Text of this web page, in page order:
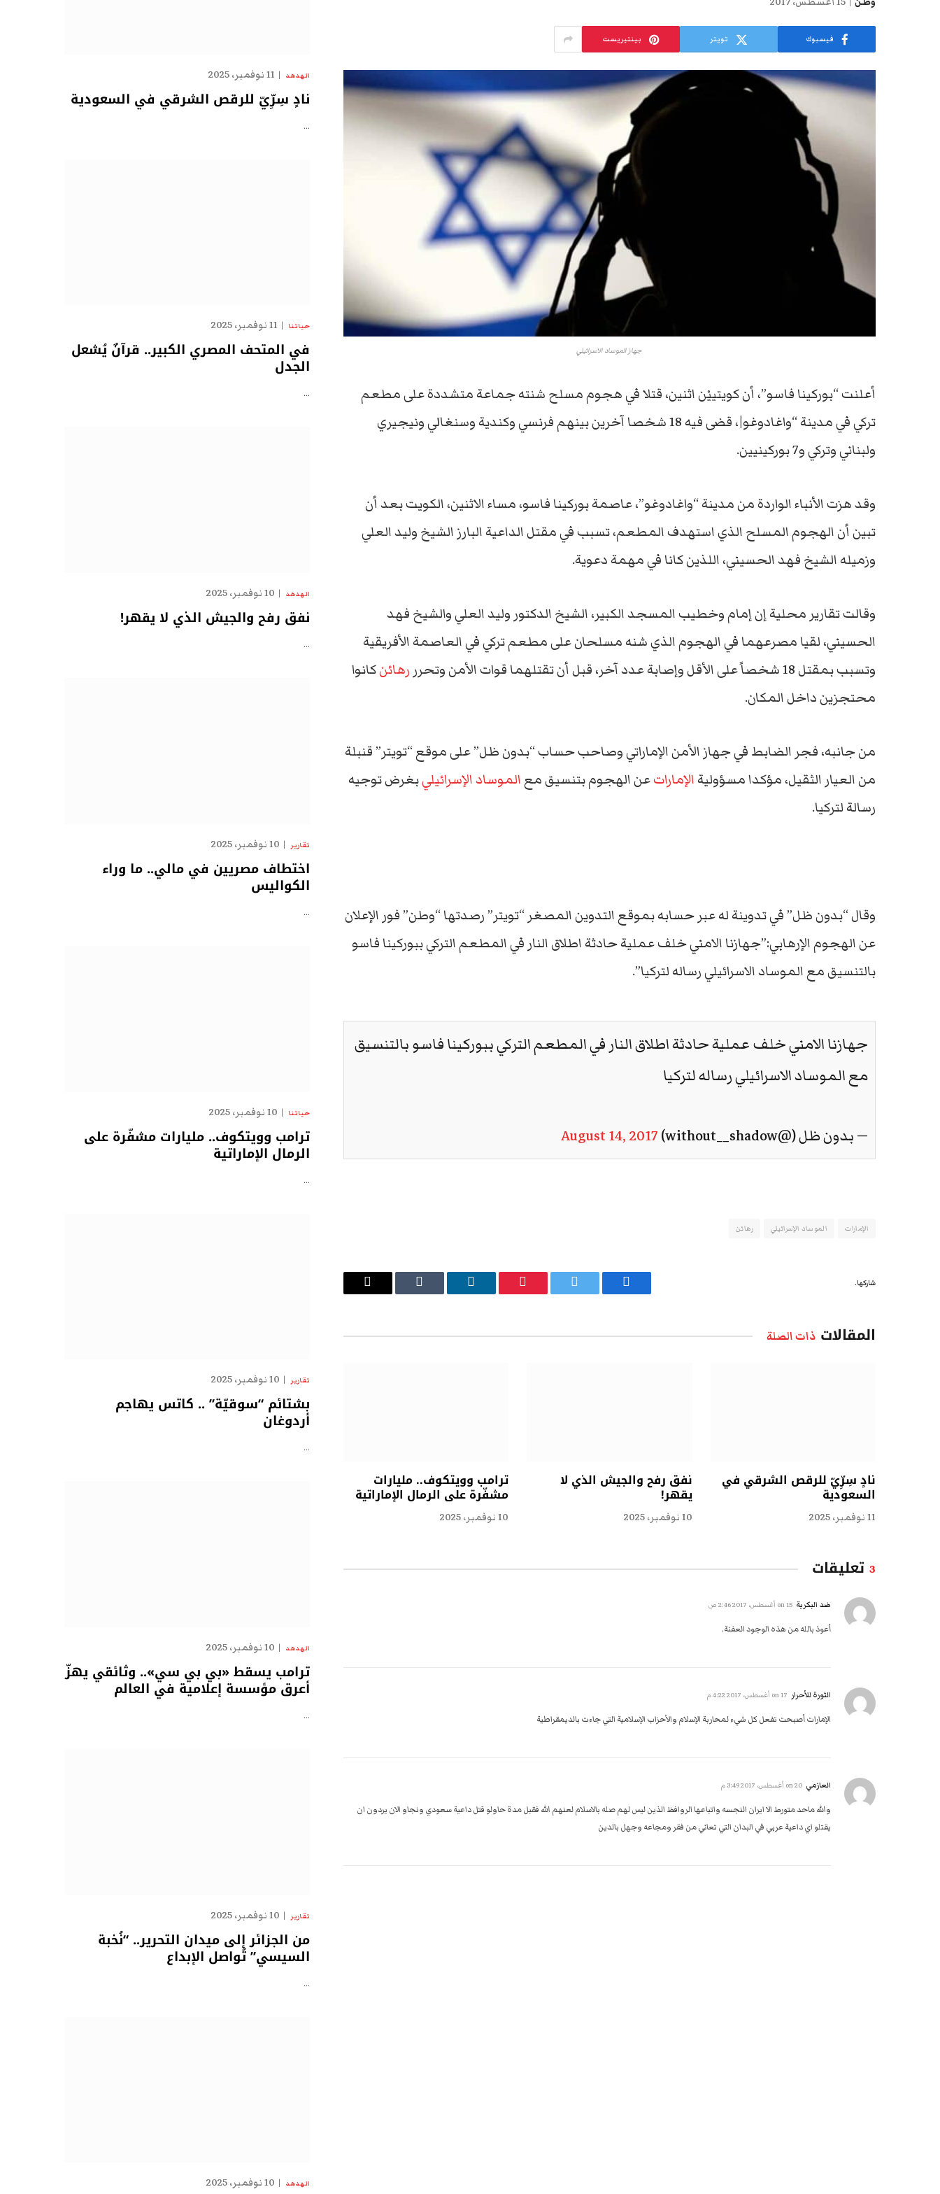
فيسبوك تويتر بينتيريست
جهاز الموساد الاسرائيلي
أعلنت “بوركينا فاسو”، أن كويتييْن اثنين، قتلا في هجوم مسلح شنته جماعة متشددة على مطعم
تركي في مدينة “واغادوغو|، قضى فيه 18 شخصا آخرين بينهم فرنسي وكندية وسنغالي ونيجيري
ولبناني وتركي و7 بوركينيين.
وقد هزت الأنباء الواردة من مدينة “واغادوغو”، عاصمة بوركينا فاسو، مساء الاثنين، الكويت بعد أن
تبين أن الهجوم المسلح الذي استهدف المطعم، تسبب في مقتل الداعية البارز الشيخ وليد العلي
وزميله الشيخ فهد الحسيني، اللذين كانا في مهمة دعوية.
وقالت تقارير محلية إن إمام وخطيب المسجد الكبير، الشيخ الدكتور وليد العلي والشيخ فهد
الحسيني، لقيا مصرعهما في الهجوم الذي شنه مسلحان على مطعم تركي في العاصمة الأفريقية
وتسبب بمقتل 18 شخصاً على الأقل وإصابة عدد آخر، قبل أن تقتلهما قوات الأمن وتحرر
رهائنكانوا
محتجزين داخل المكان.
من جانبه، فجر الضابط في جهاز الأمن الإماراتي وصاحب حساب “بدون ظل” على موقع “تويتر” قنبلة
من العيار الثقيل، مؤكدا مسؤوليةالإماراتعن الهجوم بتنسيق مع الموساد الإسرائيليبغرض توجيه
رسالة لتركيا.
وقال “بدون ظل” في تدوينة له عبر حسابه بموقع التدوين المصغر “تويتر” رصدتها “وطن” فور الإعلان
عن الهجوم الإرهابي:”جهازنا الامني خلف عملية حادثة اطلاق النار في المطعم التركي ببوركينا فاسو
بالتنسيق مع الموساد الاسرائيلي رساله لتركيا”.
جهازنا الامني خلف عملية حادثة اطلاق النار في المطعم التركي ببوركينا فاسو بالتنسيق
مع الموساد الاسرائيلي رساله لتركيا
— بدون ظل (@without__shadow) August 14, 2017
الإمارات الموساد الإسرائيلي رهائن
شاركها.
فيسبوك تويتر بينتيريست لينكدإن Tumblr
البريد
المقالات ذات الصلة
نادٍ سِرِّيّ للرقص الشرقي في
السعودية
11 نوفمبر، 2025
نفق رفح والجيش الذي لا
يقهر!
10 نوفمبر، 2025
ترامب وويتكوف.. مليارات
مشفّرة على الرمال الإماراتية
10 نوفمبر، 2025
3 تعليقات
ضد البكرية 15 أغسطس، 2017 2:46 ص
أعوذ بالله من هذه الوجود العفنة.
الثورة للأحرار 17 أغسطس، 2017 4:22 م
الإمارات أصبحت تفعل كل شيء لمحاربة الإسلام والأحزاب الإسلامية التي جاءت بالديمقراطية
العازمي 20 أغسطس، 2017 3:49 م
والله ماحد متورط الا ايران النجسه واتباعها الروافظ الذين ليس لهم صله بالاسلام لعنهم الله فقبل مدة حاولو قتل داعية سعودي ونجاو الان يردون ان
يقتلو اي داعية عربي في البدان التي تعاني من فقر ومجاعه وجهل بالدين
الهدهد 11 نوفمبر، 2025
نادٍ سِرِّيّ للرقص الشرقي في السعودية
…
حياتنا 11 نوفمبر، 2025
في المتحف المصري الكبير.. قرآنٌ يُشعل
الجدل
…
الهدهد 10 نوفمبر، 2025
نفق رفح والجيش الذي لا يقهر!
…
تقارير 10 نوفمبر، 2025
اختطاف مصريين في مالي.. ما وراء
الكواليس
…
حياتنا 10 نوفمبر، 2025
ترامب وويتكوف.. مليارات مشفّرة على
الرمال الإماراتية
…
تقارير 10 نوفمبر، 2025
بشتائم “سوقيّة” .. كاتس يهاجم
أردوغان
…
الهدهد 10 نوفمبر، 2025
ترامب يسقط «بي بي سي».. وثائقي يهزّ
أعرق مؤسسة إعلامية في العالم
…
تقارير 10 نوفمبر، 2025
من الجزائر إلى ميدان التحرير.. “نُخبة
السيسي” تُواصل الإبداع
…
الهدهد 10 نوفمبر، 2025